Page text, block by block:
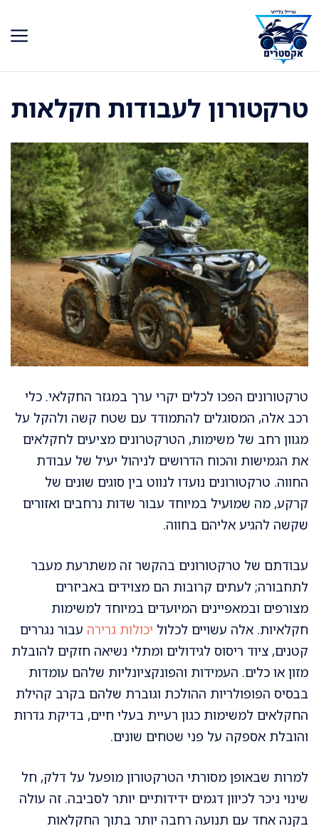
לדלג
לתוכן
טרקטורון לעבודות חקלאות
טרקטורונים הפכו לכלים יקרי ערך במגזר החקלאי. כלי
רכב אלה, המסוגלים להתמודד עם שטח קשה ולהקל על
מגוון רחב של משימות, הטרקטרונים מציעים לחקלאים
את הגמישות והכוח הדרושים לניהול יעיל של עבודת
החווה. טרקטורונים נועדו לנווט בין סוגים שונים של
קרקע, מה שמועיל במיוחד עבור שדות נרחבים ואזורים
שקשה להגיע אליהם בחווה.
עבודתם של טרקטורונים בהקשר זה משתרעת מעבר
לתחבורה; לעתים קרובות הם מצוידים באביזרים
מצורפים ובמאפיינים המיועדים במיוחד למשימות
חקלאיות. אלה עשויים לכלול יכולות גרירה עבור נגררים
קטנים, ציוד ריסוס לגידולים ומתלי נשיאה חזקים להובלת
מזון או כלים. העמידות והפונקציונליות שלהם עומדות
בבסיס הפופולריות ההולכת וגוברת שלהם בקרב קהילת
החקלאים למשימות כגון רעיית בעלי חיים, בדיקת גדרות
והובלת אספקה על פני שטחים שונים.
למרות שבאופן מסורתי הטרקטורון מופעל על דלק, חל
שינוי ניכר לכיוון דגמים ידידותיים יותר לסביבה. זה עולה
בקנה אחד עם תנועה רחבה יותר בתוך החקלאות